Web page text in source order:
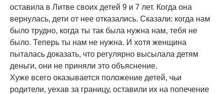
оставила в Литве своих детей 9 и 7 лет. Когда она
вернулась, дети от нее отказались. Сказали: когда нам
было трудно, когда ты так была нужна нам, тебя не
было. Теперь ты нам не нужна. И хотя женщина
пыталась доказать, что регулярно высылала детям
деньги, они не приняли это объяснение.
Хуже всего оказывается положение детей, чьи
родители, уехав за границу, оставили их на попечение